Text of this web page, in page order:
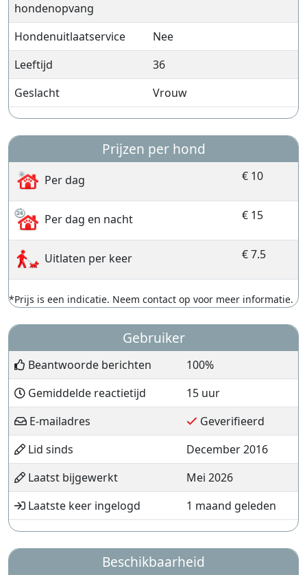
hondenopvang
Hondenuitlaatservice
Nee
Leeftijd
36
Geslacht
Vrouw
Prijzen per hond
Per dag € 10
Per dag en nacht € 15
Uitlaten per keer € 7.5
*Prijs is een indicatie. Neem contact op voor meer informatie.
Gebruiker
Beantwoorde berichten
100%
Gemiddelde reactietijd
15 uur
E-mailadres
Geverifieerd
Lid sinds
December 2016
Laatst bijgewerkt
Mei 2026
Laatste keer ingelogd
1 maand geleden
Beschikbaarheid